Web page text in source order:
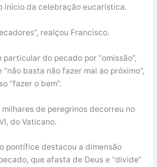
início da celebração eucarística.
realçou Francisco.
particular do pecado por “omissão”,
basta não fazer mal ao próximo”,
“fazer o bem”.
de peregrinos decorreu no
do Vaticano.
pontífice destacou a dimensão
que afasta de Deus e “divide”